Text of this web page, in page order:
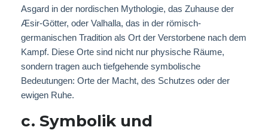
Asgard in der nordischen Mythologie, das Zuhause der
Æsir-Götter, oder Valhalla, das in der römisch-
germanischen Tradition als Ort der Verstorbene nach dem
Kampf. Diese Orte sind nicht nur physische Räume,
sondern tragen auch tiefgehende symbolische
Bedeutungen: Orte der Macht, des Schutzes oder der
ewigen Ruhe.
c. Symbolik und